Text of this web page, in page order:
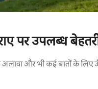
पर उपलब्ध
और भी कई बातों के लिए